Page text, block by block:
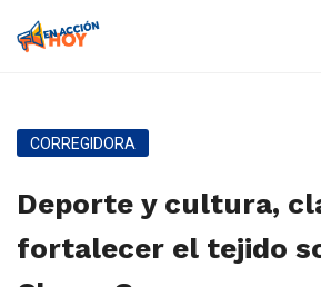
CORREGIDORA
Deporte y cultura,
fortalecer el tejido